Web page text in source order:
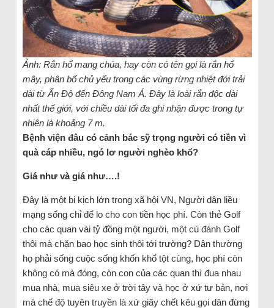
Ảnh: Rắn hổ mang chúa, hay còn có tên gọi là rắn hổ
mây, phân bố chủ yếu trong các vùng rừng nhiệt đới trải
dài từ Ấn Độ đến Đông Nam Á. Đây là loài rắn độc dài
nhất thế giới, với chiều dài tối đa ghi nhận được trong tự
nhiên là khoảng 7 m.
Bệnh viện đâu có cảnh bác sỹ trọng người có tiền vì
quà cáp nhiều, ngó lơ người nghèo khổ?
Giá như và giá như….!
Đây là một bi kịch lớn trong xã hội VN, Người dân liều
mạng sống chỉ để lo cho con tiền học phí. Còn thẻ Golf
cho các quan vài tỷ đồng một người, một cú đánh Golf
thôi mà chặn bao học sinh thôi tới trường? Dân thường
họ phải sống cuộc sống khốn khổ tột cùng, học phí còn
không có mà đóng, còn con của các quan thì đua nhau
mua nhà, mua siêu xe ở trời tây và học ở xứ tư bản, nơi
mà chế độ tuyên truyền là xứ giãy chết kêu gọi dân đừng